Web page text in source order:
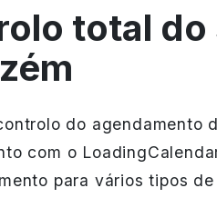
total do
do agendamento
com o
para vários tipos